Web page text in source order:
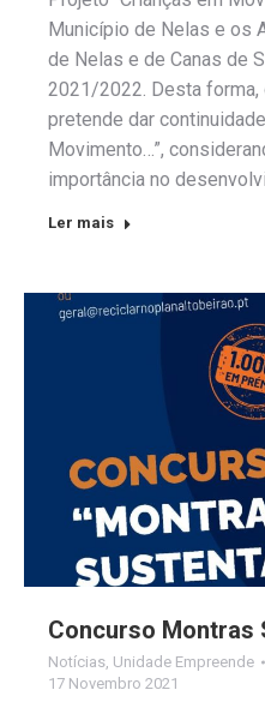
Município de Nelas e os
de Nelas e de Canas de
2021/2022. Desta
pretende dar
Movimento…”,
importância no
Ler mais
Concurso Montras
Notícias Unidade Empreende
17 Novembro 2021